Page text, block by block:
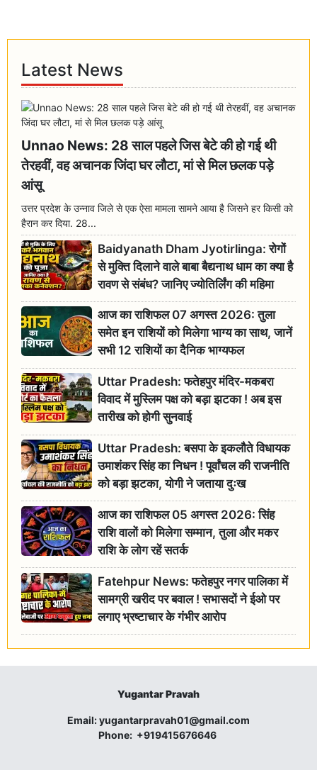
Latest News
Unnao News: 28 साल पहले जिस बेटे की हो गई थी
तेरहवीं, वह अचानक जिंदा घर लौटा, मां से मिल छलक पड़े
आंसू
उत्तर प्रदेश के उन्नाव जिले से एक ऐसा मामला सामने आया है जिसने हर किसी को
हैरान कर दिया. 28...
Baidyanath Dham Jyotirlinga: रोगों
से मुक्ति दिलाने वाले बाबा बैद्यनाथ धाम का क्या है
रावण से संबंध? जानिए ज्योतिर्लिंग की महिमा
आज का राशिफल 07 अगस्त 2026: तुला
समेत इन राशियों को मिलेगा भाग्य का साथ, जानें
सभी 12 राशियों का दैनिक भाग्यफल
Uttar Pradesh: फतेहपुर मंदिर-मकबरा
विवाद में मुस्लिम पक्ष को बड़ा झटका ! अब इस
तारीख को होगी सुनवाई
Uttar Pradesh: बसपा के इकलौते विधायक
उमाशंकर सिंह का निधन ! पूर्वांचल की राजनीति
को बड़ा झटका, योगी ने जताया दुःख
आज का राशिफल 05 अगस्त 2026: सिंह
राशि वालों को मिलेगा सम्मान, तुला और मकर
राशि के लोग रहें सतर्क
Fatehpur News: फतेहपुर नगर पालिका में
सामग्री खरीद पर बवाल ! सभासदों ने ईओ पर
लगाए भ्रष्टाचार के गंभीर आरोप
Yugantar Pravah
Email:yugantarpravah01@gmail.com
Phone: +919415676646